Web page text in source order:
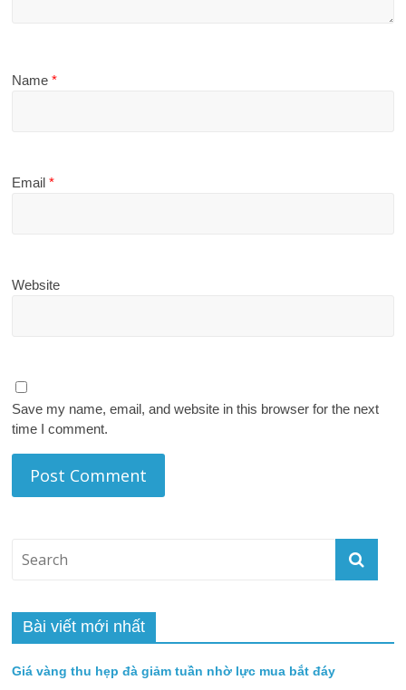
Name*
Email*
Website
Save my name, email, and website in this browser for the next
time I comment.
Bài viết mới nhất
Giá vàng thu hẹp đà giảm tuần nhờ lực mua bắt đáy